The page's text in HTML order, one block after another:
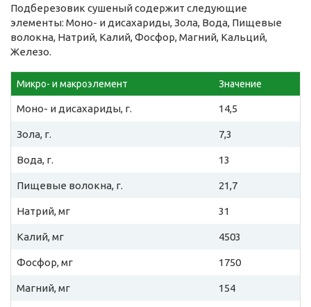
Подберезовик сушеный содержит следующие
элементы: Моно- и дисахариды, Зола, Вода, Пищевые
волокна, Натрий, Калий, Фосфор, Магний, Кальций,
Железо.
Микро- и макроэлемент Значение
Моно- и дисахариды, г. 14,5
Зола, г. 7,3
Вода, г. 13
Пищевые волокна, г. 21,7
Натрий, мг 31
Калий, мг 4503
Фосфор, мг 1750
Магний, мг 154